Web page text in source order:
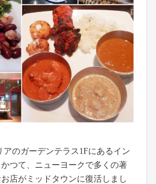
のガーデンテラス1Fにあるイン
つて、ニューヨークで多くの著
店がミッドタウンに復活しまし